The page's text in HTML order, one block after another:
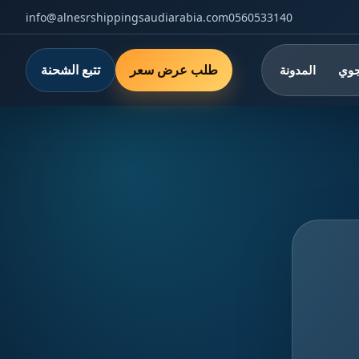
0560533140
info@alnesrshippingsaudiarabia.com
المدونة طلب عرض سعر تتبع الشحنة